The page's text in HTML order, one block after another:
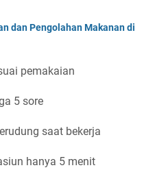
dan Pengolahan Makanan di
pemakaian
5 sore
saat bekerja
hanya 5 menit